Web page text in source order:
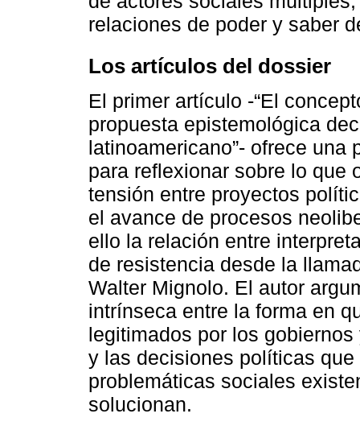
relaciones de poder y saber
Los artículos del dossier
El primer artículo -“El
propuesta epistemológica
latinoamericano”- ofrece
para reflexionar sobre lo que
tensión entre proyectos
el avance de procesos
ello la relación entre
de resistencia desde la
Walter Mignolo. El autor
intrínseca entre la forma en
legitimados por los
y las decisiones políticas
problemáticas sociales
solucionan.